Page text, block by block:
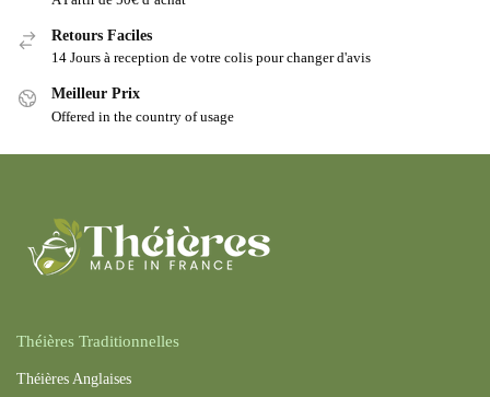
Retours Faciles
14 Jours à reception de votre colis pour changer d'avis
Meilleur Prix
Offered in the country of usage
Théières Traditionnelles
Théières Anglaises